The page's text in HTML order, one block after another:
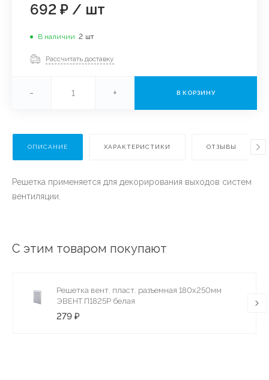
692 ₽ / шт
В наличии 2 шт
Рассчитать доставку
- + В КОРЗИНУ
ОПИСАНИЕ ХАРАКТЕРИСТИКИ ОТЗЫВЫ
Решетка применяется для декорирования выходов систем
вентиляции.
С этим товаром покупают
Решетка вент. пласт. разъемная 180х250мм
ЭВЕНТ П1825Р белая
279 ₽